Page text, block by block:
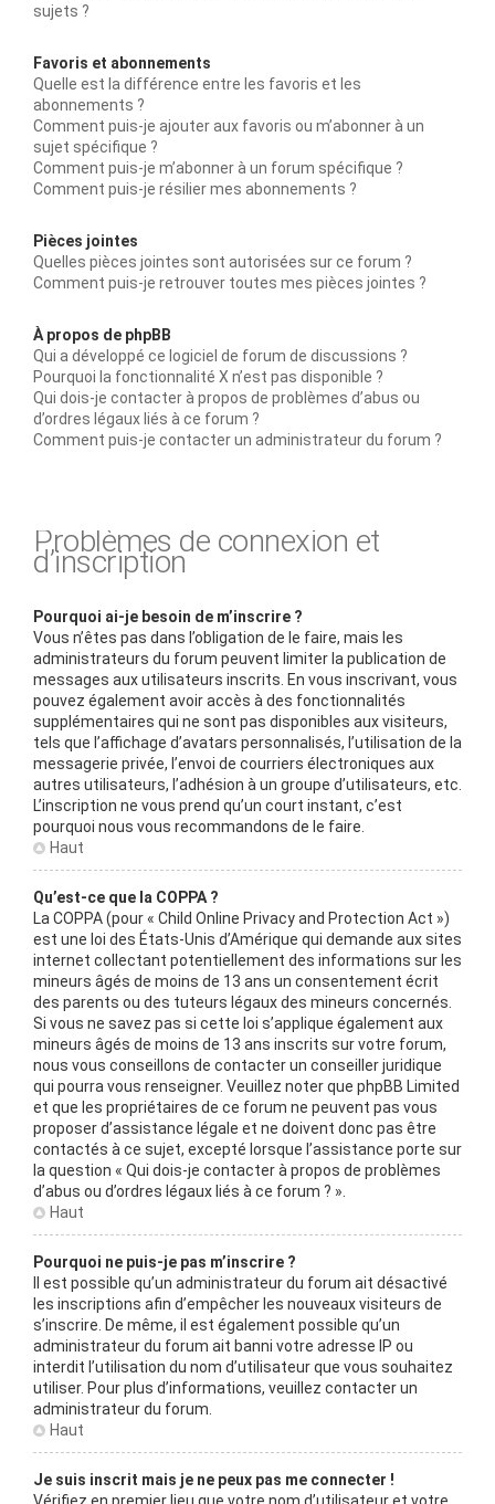
sujets ?
Favoris et abonnements
Quelle est la différence entre les favoris et les
abonnements ?
Comment puis-je ajouter aux favoris ou m’abonner à un
sujet spécifique ?
Comment puis-je m’abonner à un forum spécifique ?
Comment puis-je résilier mes abonnements ?
Pièces jointes
Quelles pièces jointes sont autorisées sur ce forum ?
Comment puis-je retrouver toutes mes pièces jointes ?
À propos de phpBB
Qui a développé ce logiciel de forum de discussions ?
Pourquoi la fonctionnalité X n’est pas disponible ?
Qui dois-je contacter à propos de problèmes d’abus ou
d’ordres légaux liés à ce forum ?
Comment puis-je contacter un administrateur du forum ?
Problèmes de connexion et
d’inscription
Pourquoi ai-je besoin de m’inscrire ?
Vous n’êtes pas dans l’obligation de le faire, mais les
administrateurs du forum peuvent limiter la publication de
messages aux utilisateurs inscrits. En vous inscrivant, vous
pouvez également avoir accès à des fonctionnalités
supplémentaires qui ne sont pas disponibles aux visiteurs,
tels que l’affichage d’avatars personnalisés, l’utilisation de la
messagerie privée, l’envoi de courriers électroniques aux
autres utilisateurs, l’adhésion à un groupe d’utilisateurs, etc.
L’inscription ne vous prend qu’un court instant, c’est
pourquoi nous vous recommandons de le faire.
Haut
Qu’est-ce que la COPPA ?
La COPPA (pour « Child Online Privacy and Protection Act »)
est une loi des États-Unis d’Amérique qui demande aux sites
internet collectant potentiellement des informations sur les
mineurs âgés de moins de 13 ans un consentement écrit
des parents ou des tuteurs légaux des mineurs concernés.
Si vous ne savez pas si cette loi s’applique également aux
mineurs âgés de moins de 13 ans inscrits sur votre forum,
nous vous conseillons de contacter un conseiller juridique
qui pourra vous renseigner. Veuillez noter que phpBB Limited
et que les propriétaires de ce forum ne peuvent pas vous
proposer d’assistance légale et ne doivent donc pas être
contactés à ce sujet, excepté lorsque l’assistance porte sur
la question « Qui dois-je contacter à propos de problèmes
d’abus ou d’ordres légaux liés à ce forum ? ».
Haut
Pourquoi ne puis-je pas m’inscrire ?
Il est possible qu’un administrateur du forum ait désactivé
les inscriptions afin d’empêcher les nouveaux visiteurs de
s’inscrire. De même, il est également possible qu’un
administrateur du forum ait banni votre adresse IP ou
interdit l’utilisation du nom d’utilisateur que vous souhaitez
utiliser. Pour plus d’informations, veuillez contacter un
administrateur du forum.
Haut
Je suis inscrit mais je ne peux pas me connecter !